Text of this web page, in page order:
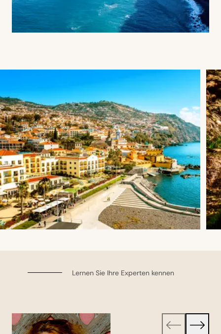
Lernen Sie Ihre Experten kennen